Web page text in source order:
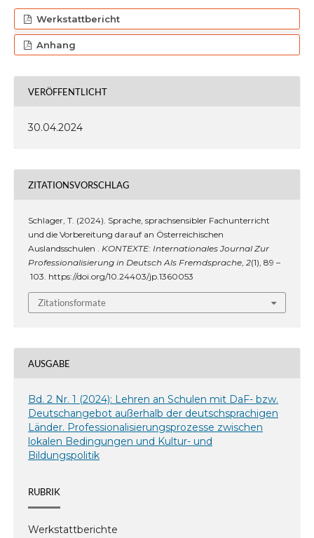
Werkstattbericht
Anhang
VERÖFFENTLICHT
30.04.2024
ZITATIONSVORSCHLAG
Schlager, T. (2024). Sprache, sprachsensibler Fachunterricht
und die Vorbereitung darauf an Österreichischen
Auslandsschulen . KONTEXTE: Internationales Journal Zur
Professionalisierung in Deutsch Als Fremdsprache, 2(1), 89 –
103. https://doi.org/10.24403/jp.1360053
Zitationsformate
AUSGABE
Bd. 2 Nr. 1 (2024): Lehren an Schulen mit DaF- bzw.
Deutschangebot außerhalb der deutschsprachigen
Länder. Professionalisierungsprozesse zwischen
lokalen Bedingungen und Kultur- und
Bildungspolitik
RUBRIK
Werkstattberichte